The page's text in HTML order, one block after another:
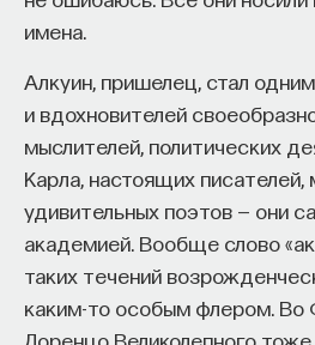
имена.
Алкуин, пришелец, стал
и вдохновителей
мыслителей, политических
Карла, настоящих писателей,
удивительных поэтов — они
академией. Вообще слово
таких течений
каким-то особым флером. Во
Лоренцо Великолепного